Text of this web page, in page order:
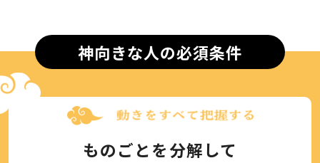
神向きな人の必須条件
ものごとを分解して